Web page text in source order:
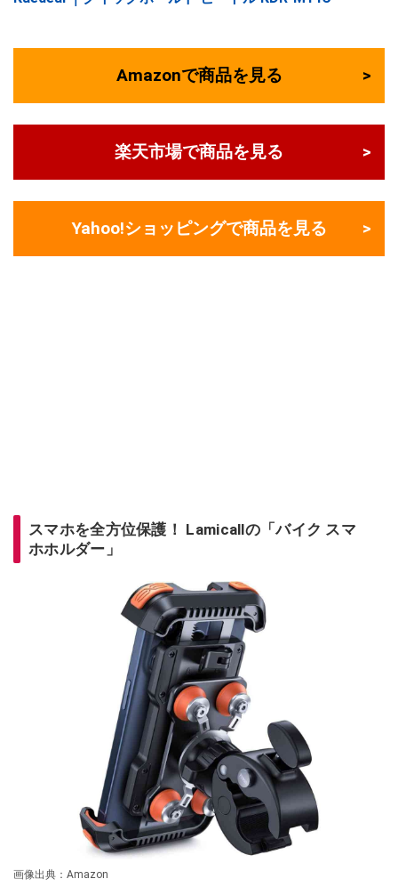
Amazonで商品を見る
楽天市場で商品を見る
Yahoo!ショッピングで商品を見る
スマホを全方位保護！ Lamicallの「バイク スマ
ホホルダー」
画像出典：Amazon